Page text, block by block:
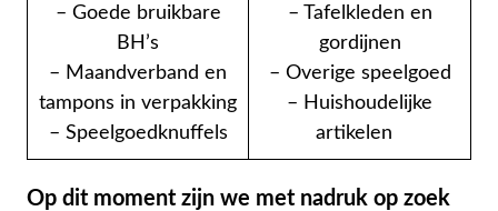
– Goede bruikbare
BH’s
– Maandverband en
tampons in verpakking
– Speelgoedknuffels
– Tafelkleden en
gordijnen
– Overige speelgoed
– Huishoudelijke
artikelen
Op dit moment zijn we met nadruk op zoek